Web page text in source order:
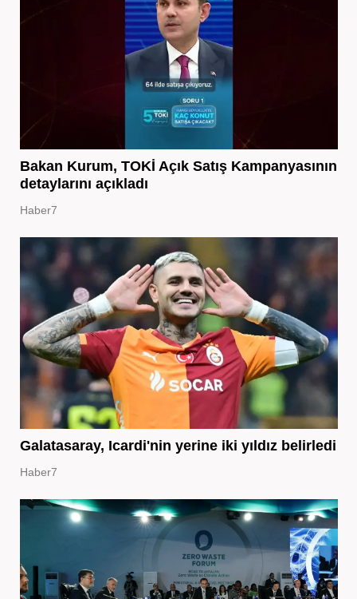
Bakan Kurum, TOKİ Açık Satış Kampanyasının
detaylarını açıkladı
Haber7
Galatasaray, Icardi'nin yerine iki yıldız belirledi
Haber7